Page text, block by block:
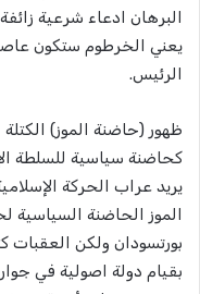
البرهان ادعاء شرعية
يعني الخرطوم ستكون
الرئيس.
ظهور (حاضنة الموز)
يريد عراب الحركة
الموز الحاضنة السياسية
بورتسودان ولكن العقبات
بقيام دولة اصولية في